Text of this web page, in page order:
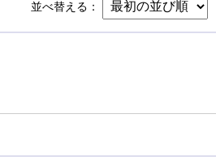
並べ替える